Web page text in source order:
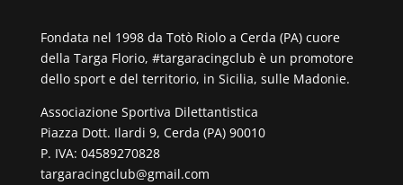
Fondata nel 1998 da Totò Riolo a Cerda (PA) cuore
della Targa Florio, #targaracingclub è un promotore
dello sport e del territorio, in Sicilia, sulle Madonie.
Associazione Sportiva Dilettantistica
Piazza Dott. Ilardi 9, Cerda (PA) 90010
P. IVA: 04589270828
targaracingclub@gmail.com